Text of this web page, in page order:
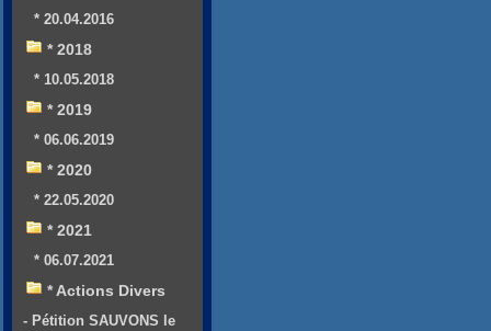
* 20.04.2016
* 2018
* 10.05.2018
* 2019
* 06.06.2019
* 2020
* 22.05.2020
* 2021
* 06.07.2021
* Actions Divers
- Pétition SAUVONS le